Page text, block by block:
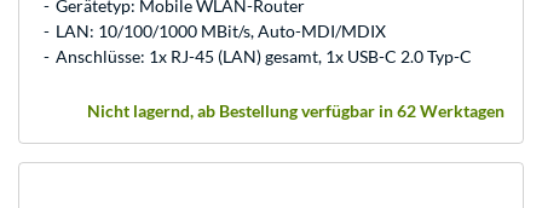
Gerätetyp: Mobile WLAN-Router
LAN: 10/100/1000 MBit/s, Auto-MDI/MDIX
Anschlüsse: 1x RJ-45 (LAN) gesamt, 1x USB-C 2.0 Typ-C
Nicht lagernd, ab Bestellung verfügbar in 62 Werktagen